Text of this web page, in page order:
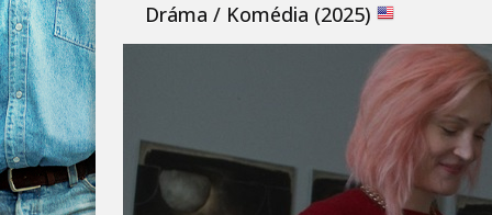
Dráma / Komédia (2025)